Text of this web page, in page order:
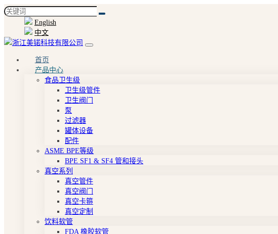
English
中文
首页
产品中心
食品卫生级
卫生级管件
卫生阀门
泵
过滤器
罐体设备
配件
ASME BPE等级
BPE SF1 & SF4 管和接头
真空系列
真空管件
真空阀门
真空卡箍
真空定制
饮料软管
FDA 橡胶软管